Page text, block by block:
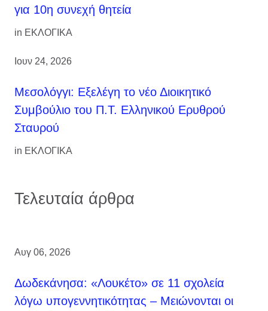
για 10η συνεχή θητεία
in ΕΚΛΟΓΙΚΑ
Ιουν 24, 2026
Μεσολόγγι: Εξελέγη το νέο Διοικητικό
Συμβούλιο του Π.Τ. Ελληνικού Ερυθρού
Σταυρού
in ΕΚΛΟΓΙΚΑ
Τελευταία άρθρα
Αυγ 06, 2026
Δωδεκάνησα: «Λουκέτο» σε 11 σχολεία
λόγω υπογεννητικότητας – Μειώνονται οι